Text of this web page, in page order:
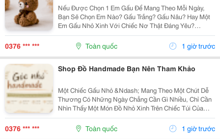
Nếu Được Chọn 1 Em Gấu Để Mang Theo Mỗi Ngày,
Bạn Sẽ Chọn Em Nào? Gấu Trắng? Gấu Nâu? Hay Một
Em Gấu Nhỏ Xinh Với Chiếc Nơ Thật Đáng Yêu?
Những Chiếc Móc Khóa Gấu Bông Không Chỉ Là Phụ
Kiện Treo Túi Mà Còn Là Một Cách Để Bạn Thêm Chút
Cá Tính Vào...
0376 *** *** Toàn quốc 1 giờ trước
Shop Đồ Handmade Bạn Nên Tham Khảo
Một Chiếc Gấu Nhỏ &Ndash; Mang Theo Một Chút Dễ
Thương Có Những Ngày Chẳng Cần Gì Nhiều, Chỉ Cần
Nhìn Thấy Một Món Đồ Nhỏ Xinh Trên Chiếc Túi Của
Mình Cũng Đủ Thấy Vui Rồi Những Em Móc Khóa Gấu
Bông Được Làm Với Kiểu Dáng Đáng Yêu, Nhỏ Gọn,
Thích...
0376 *** *** Toàn quốc 1 giờ trước